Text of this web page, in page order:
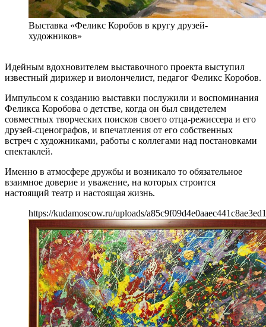
Выставка «Феликс Коробов в кругу друзей-
художников»
Идейным вдохновителем выставочного проекта выступил
известный дирижер и виолончелист, педагог Феликс Коробов.
Импульсом к созданию выставки послужили и воспоминания
Феликса Коробова о детстве, когда он был свидетелем
совместных творческих поисков своего отца-режиссера и его
друзей-сценографов, и впечатления от его собственных
встреч с художниками, работы с коллегами над постановками
спектаклей.
Именно в атмосфере дружбы и возникало то обязательное
взаимное доверие и уважение, на которых строится
настоящий театр и настоящая жизнь.
https://kudamoscow.ru/uploads/